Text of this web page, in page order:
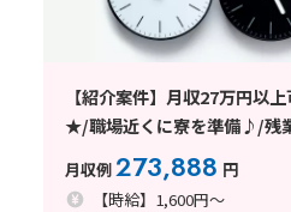
【紹介案件】月収27万円以
★/職場近くに寮を準備♪/残
月収例273,888 円
【時給】1,600円～